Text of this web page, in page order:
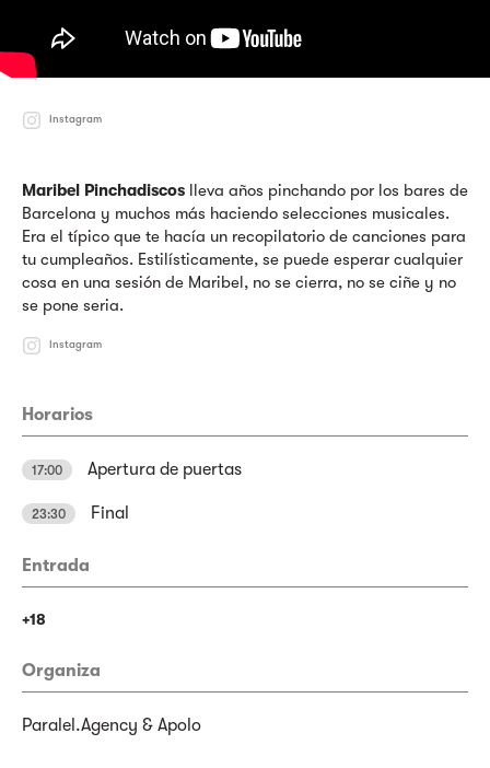
Instagram
Maribel Pinchadiscos lleva años pinchando por los bares de
Barcelona y muchos más haciendo selecciones musicales.
Era el típico que te hacía un recopilatorio de canciones para
tu cumpleaños. Estilísticamente, se puede esperar cualquier
cosa en una sesión de Maribel, no se cierra, no se ciñe y no
se pone seria.
Instagram
Horarios
17:00 Apertura de puertas
23:30 Final
Entrada
+18
Organiza
Paralel.Agency & Apolo